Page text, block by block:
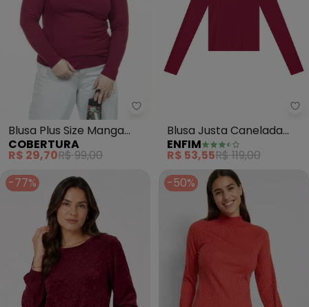
Cobertura - Blusa Plus Size
Blusa Plus Size Manga
Longa (Vermelho)
COBERTURA
R$ 29,70R$ 99,00
Blusa Justa Canelada
(Bordô)
ENFIM
R$ 53,55R$ 119,00
-77%
-50%